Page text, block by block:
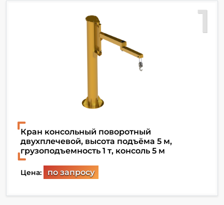
1
Кран консольный поворотный
двухплечевой, высота подъёма 5 м,
грузоподъемность 1 т, консоль 5 м
Цена: по запросу